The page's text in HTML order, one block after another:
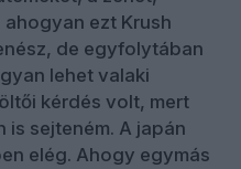
ezt Krush
de egyfolytában
lehet valaki
kérdés volt, mert
is sejteném. A japán
elég. Ahogy egymás